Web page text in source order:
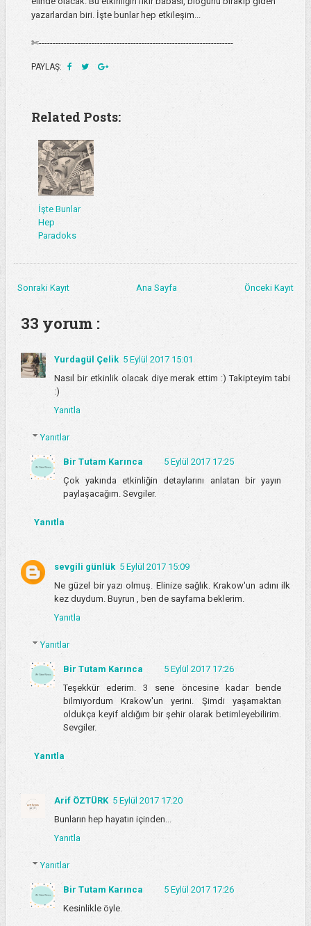
yazarlardan biri. İşte bunlar hep etkileşim...
✄----------------------------------------------------------------------
PAYLAŞ:
Related Posts:
İşte Bunlar
Hep
Paradoks
Sonraki Kayıt Önceki Kayıt
Ana Sayfa
33 yorum :
Yurdagül Çelik 5 Eylül 2017 15:01
Nasıl bir etkinlik olacak diye merak ettim :) Takipteyim tabi
:)
Yanıtla
Yanıtlar
Bir Tutam Karınca
5 Eylül 2017 17:25
Çok yakında etkinliğin detaylarını anlatan bir yayın
paylaşacağım. Sevgiler.
Yanıtla
sevgili günlük 5 Eylül 2017 15:09
Ne güzel bir yazı olmuş. Elinize sağlık. Krakow'un adını ilk
kez duydum. Buyrun , ben de sayfama beklerim.
Yanıtla
Yanıtlar
Bir Tutam Karınca
5 Eylül 2017 17:26
Teşekkür ederim. 3 sene öncesine kadar bende
bilmiyordum Krakow'un yerini. Şimdi yaşamaktan
oldukça keyif aldığım bir şehir olarak betimleyebilirim.
Sevgiler.
Yanıtla
Arif ÖZTÜRK 5 Eylül 2017 17:20
Bunların hep hayatın içinden...
Yanıtla
Yanıtlar
Bir Tutam Karınca
5 Eylül 2017 17:26
Kesinlikle öyle.